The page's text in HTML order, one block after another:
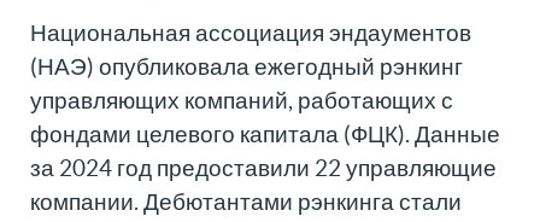
Национальная ассоциация эндаументов
(НАЭ) опубликовала ежегодный рэнкинг
управляющих компаний, работающих с
фондами целевого капитала (ФЦК). Данные
за 2024 год предоставили 22 управляющие
компании. Дебютантами рэнкинга стали